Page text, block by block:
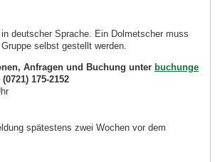
deutscher Sprache. Ein Dolmetscher muss
selbst gestellt werden.
Anfragen und Buchung unter buchunge
175-2152
spätestens zwei Wochen vor dem